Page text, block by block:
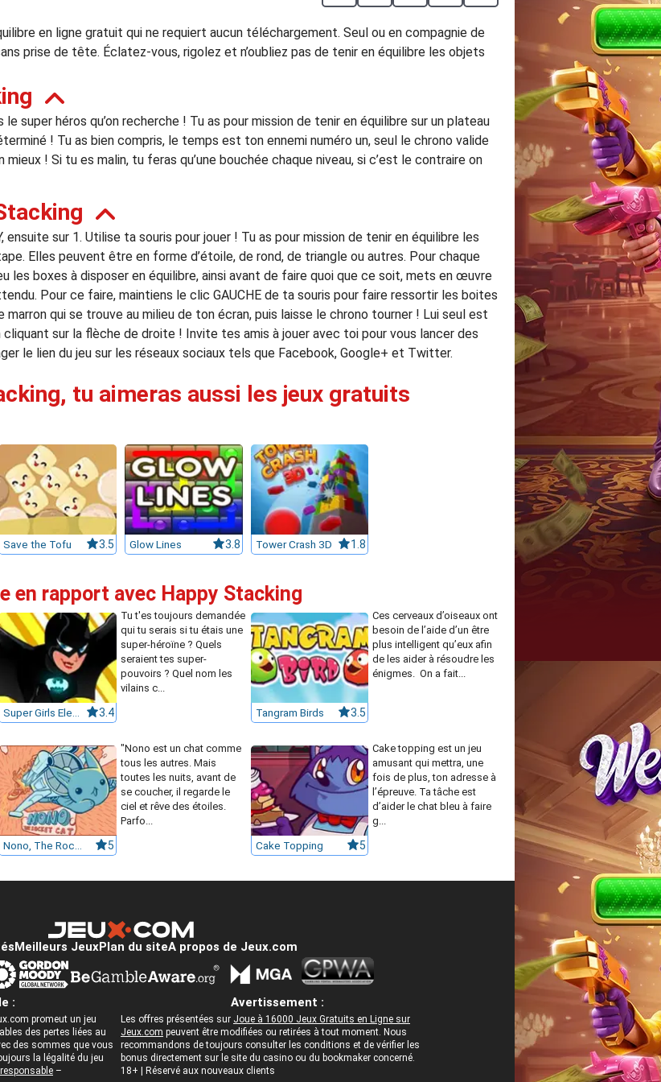
en ligne gratuit qui ne requiert aucun téléchargement. Seul ou en compagnie de
prise de tête. Éclatez-vous, rigolez et n’oubliez pas de tenir en équilibre les objets
super héros qu’on recherche ! Tu as pour mission de tenir en équilibre sur un plateau
! Tu as bien compris, le temps est ton ennemi numéro un, seul le chrono valide
! Si tu es malin, tu feras qu’une bouchée chaque niveau, si c’est le contraire on
ensuite sur 1. Utilise ta souris pour jouer ! Tu as pour mission de tenir en équilibre les
Elles peuvent être en forme d’étoile, de rond, de triangle ou autres. Pour chaque
les boxes à disposer en équilibre, ainsi avant de faire quoi que ce soit, mets en œuvre
Pour ce faire, maintiens le clic GAUCHE de ta souris pour faire ressortir les boites
qui se trouve au milieu de ton écran, puis laisse le chrono tourner ! Lui seul est
sur la flèche de droite ! Invite tes amis à jouer avec toi pour vous lancer des
le lien du jeu sur les réseaux sociaux tels que Facebook, Google+ et Twitter.
tu aimeras aussi les jeux gratuits
Save the Tofu 3.5 Glow Lines 3.8 Tower Crash 3D 1.8
en rapport avec Happy Stacking
Super Girls Elements Quiz 3.4
Tu t'es toujours demandée
qui tu serais si tu étais une
super-héroïne ? Quels
seraient tes super-
pouvoirs ? Quel nom les
vilains c...
Tangram Birds 3.5
Ces cerveaux d’oiseaux ont
besoin de l’aide d’un être
plus intelligent qu’eux afin
de les aider à résoudre les
énigmes. On a fait...
Nono, The Rocket cat 5
"Nono est un chat comme
tous les autres. Mais
toutes les nuits, avant de
se coucher, il regarde le
ciel et rêve des étoiles.
Parfo...
Cake Topping 5
Cake topping est un jeu
amusant qui mettra, une
fois de plus, ton adresse à
l’épreuve. Ta tâche est
d’aider le chat bleu à faire
g...
Meilleurs JeuxPlan du siteA propos de Jeux.com
:
promeut un jeu
des pertes liées au
des sommes que vous
la légalité du jeu
–
Avertissement :
Les offres présentées sur Joue à 16000 Jeux Gratuits en Ligne sur
Jeux.com peuvent être modifiées ou retirées à tout moment. Nous
recommandons de toujours consulter les conditions et de vérifier les
bonus directement sur le site du casino ou du bookmaker concerné.
18+ | Réservé aux nouveaux clients